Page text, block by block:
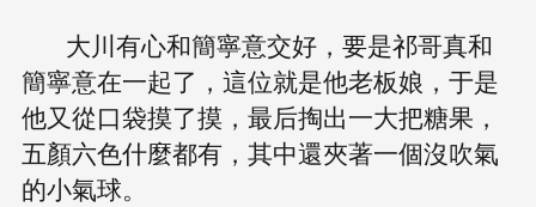
大川有心和簡寧意交好，要是祁哥真和
簡寧意在一起了，這位就是他老板娘，于是
他又從口袋摸了摸，最后掏出一大把糖果，
五顏六色什麼都有，其中還夾著一個沒吹氣
的小氣球。